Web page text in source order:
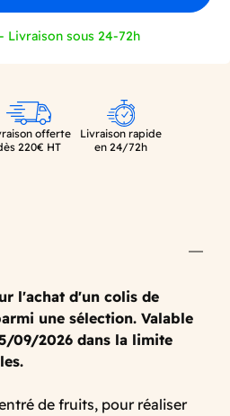
Livraison sous 24-72h
offerte
220€ HT
Livraison rapide
en 24/72h
l'achat d'un colis de
une sélection. Valable
09/2026 dans la limite
de fruits, pour réaliser